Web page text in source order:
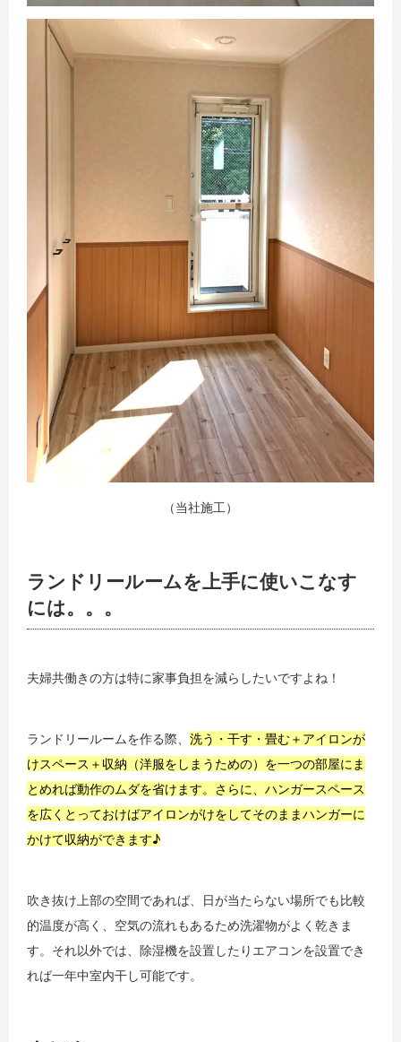
（当社施工）
ランドリールームを上手に使いこなす
には。。。
夫婦共働きの方は特に家事負担を減らしたいですよね！
ランドリールームを作る際、 洗う・干す・畳む＋アイロンが
けスペース＋収納（洋服をしまうための）を一つの部屋にま
とめれば動作のムダを省けます。さらに、ハンガースペース
を広くとっておけばアイロンがけをしてそのままハンガーに
かけて収納ができます♪
吹き抜け上部の空間であれば、日が当たらない場所でも比較
的温度が高く、空気の流れもあるため洗濯物がよく乾きま
す。それ以外では、除湿機を設置したりエアコンを設置でき
れば一年中室内干し可能です。